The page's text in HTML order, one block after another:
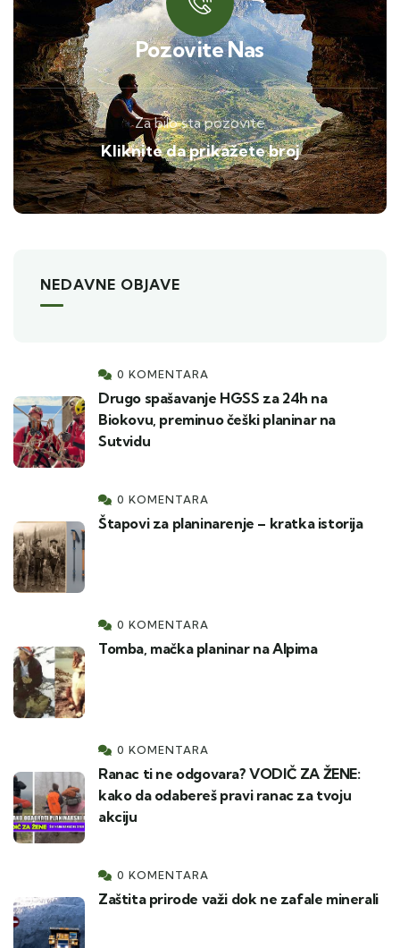
Pozovite Nas
Za bilo sta pozovite
Kliknite da prikažete broj
NEDAVNE OBJAVE
0 KOMENTARA
Drugo spašavanje HGSS za 24h na
Biokovu, preminuo češki planinar na
Sutvidu
0 KOMENTARA
Štapovi za planinarenje – kratka istorija
0 KOMENTARA
Tomba, mačka planinar na Alpima
0 KOMENTARA
Ranac ti ne odgovara? VODIČ ZA ŽENE:
kako da odabereš pravi ranac za tvoju
akciju
0 KOMENTARA
Zaštita prirode važi dok ne zafale minerali